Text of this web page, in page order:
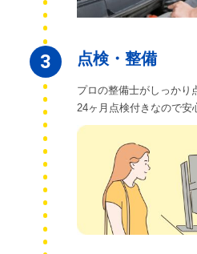
3 点検・整備
プロの整備士がしっかり
24ヶ月点検付きなので安